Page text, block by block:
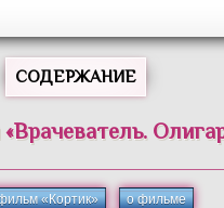
СОДЕРЖАНИЕ
«Врачеватель.
«Кортик»
о фильме